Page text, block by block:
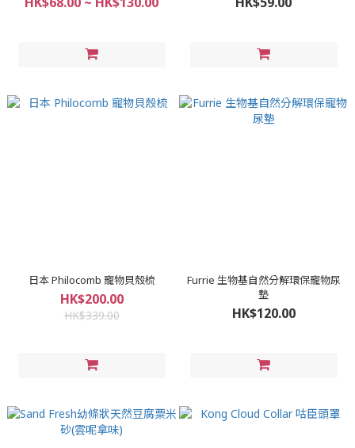
日本 Philocomb 寵物貝殼梳
HK$200.00
HK$339.00
Furrie 生物基自然分解環保寵物尿
墊
HK$120.00